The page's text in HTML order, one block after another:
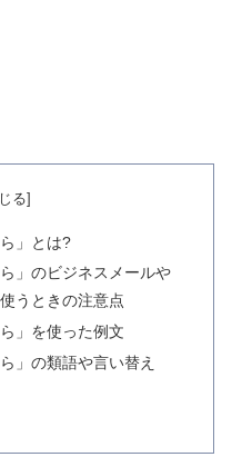
」とは?
」のビジネスメールや
うときの注意点
」を使った例文
」の類語や言い替え